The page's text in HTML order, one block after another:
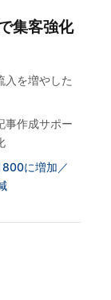
集客強化
入を増やした
事作成サポー
に増加／